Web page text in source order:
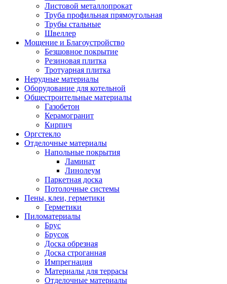
Листовой металлопрокат
Труба профильная прямоугольная
Трубы стальные
Швеллер
Мощение и Благоустройство
Безшовное покрытие
Резиновая плитка
Тротуарная плитка
Нерудные материалы
Оборудование для котельной
Общестроительные материалы
Газобетон
Керамогранит
Кирпич
Оргстекло
Отделочные материалы
Напольные покрытия
Ламинат
Линолеум
Паркетная доска
Потолочные системы
Пены, клеи, герметики
Герметики
Пиломатериалы
Брус
Брусок
Доска обрезная
Доска строганная
Импрегнация
Материалы для террасы
Отделочные материалы